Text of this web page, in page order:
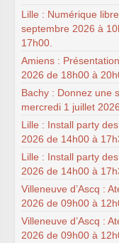
Lille : Numérique
septembre 2026 à
17h00.
Amiens :
2026 de 18h00 à
Bachy : Donnez une
mercredi 1 juillet
Lille : Install party
2026 de 14h00 à
Lille : Install party
2026 de 14h00 à
Villeneuve d’Ascq :
2026 de 09h00 à
Villeneuve d’Ascq :
2026 de 09h00 à